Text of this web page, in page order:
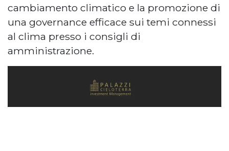
cambiamento climatico e la promozione di
una governance efficace sui temi connessi
al clima presso i consigli di
amministrazione.